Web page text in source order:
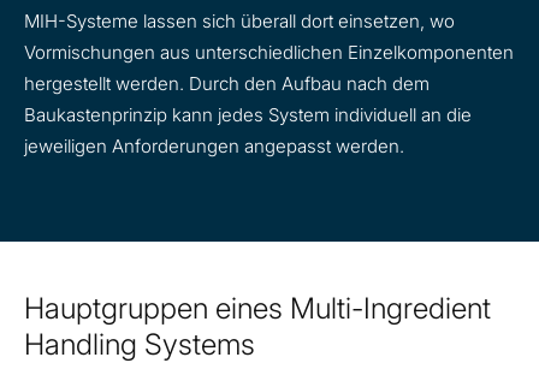
MIH-Systeme lassen sich überall dort einsetzen, wo
Vormischungen aus unterschiedlichen Einzelkomponenten
hergestellt werden. Durch den Aufbau nach dem
Baukastenprinzip kann jedes System individuell an die
jeweiligen Anforderungen angepasst werden.
Hauptgruppen eines Multi-Ingredient
Handling Systems